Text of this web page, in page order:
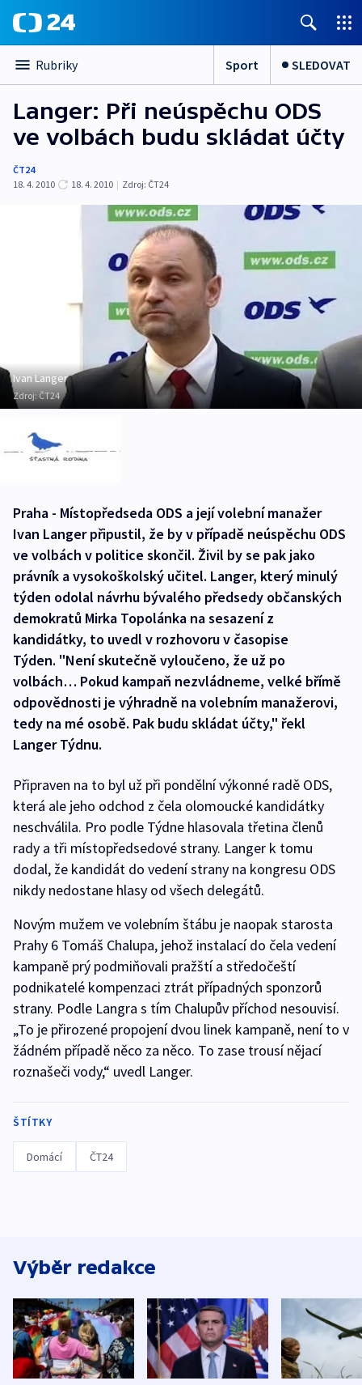
Rubriky Sport SLEDOVAT
Langer: Při neúspěchu ODS
ve volbách budu skládat účty
ČT24
18. 4. 2010
18. 4. 2010 | Zdroj: ČT24
Ivan Langer
Zdroj:ČT24
Praha - Místopředseda ODS a její volební manažer
Ivan Langer připustil, že by v případě neúspěchu ODS
ve volbách v politice skončil. Živil by se pak jako
právník a vysokoškolský učitel. Langer, který minulý
týden odolal návrhu bývalého předsedy občanských
demokratů Mirka Topolánka na sesazení z
kandidátky, to uvedl v rozhovoru v časopise
Týden. "Není skutečně vyloučeno, že už po
volbách… Pokud kampaň nezvládneme, velké břímě
odpovědnosti je výhradně na volebním manažerovi,
tedy na mé osobě. Pak budu skládat účty," řekl
Langer Týdnu.
Připraven na to byl už při pondělní výkonné radě ODS,
která ale jeho odchod z čela olomoucké kandidátky
neschválila. Pro podle Týdne hlasovala třetina členů
rady a tři místopředsedové strany. Langer k tomu
dodal, že kandidát do vedení strany na kongresu ODS
nikdy nedostane hlasy od všech delegátů.
Novým mužem ve volebním štábu je naopak starosta
Prahy 6 Tomáš Chalupa, jehož instalací do čela vedení
kampaně prý podmiňovali pražští a středočeští
podnikatelé kompenzaci ztrát případných sponzorů
strany. Podle Langra s tím Chalupův příchod nesouvisí.
„To je přirozené propojení dvou linek kampaně, není to v
žádném případě něco za něco. To zase trousí nějací
roznašeči vody,“ uvedl Langer.
ŠTÍTKY
Domácí ČT24
Výběr redakce